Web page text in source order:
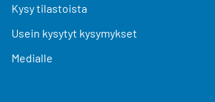
Kysy tilastoista
Usein kysytyt kysymykset
Medialle